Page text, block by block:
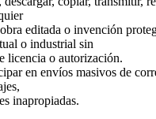
editada o invención
o industrial sin
licencia o autorización.
en envíos masivos de
inapropiadas.